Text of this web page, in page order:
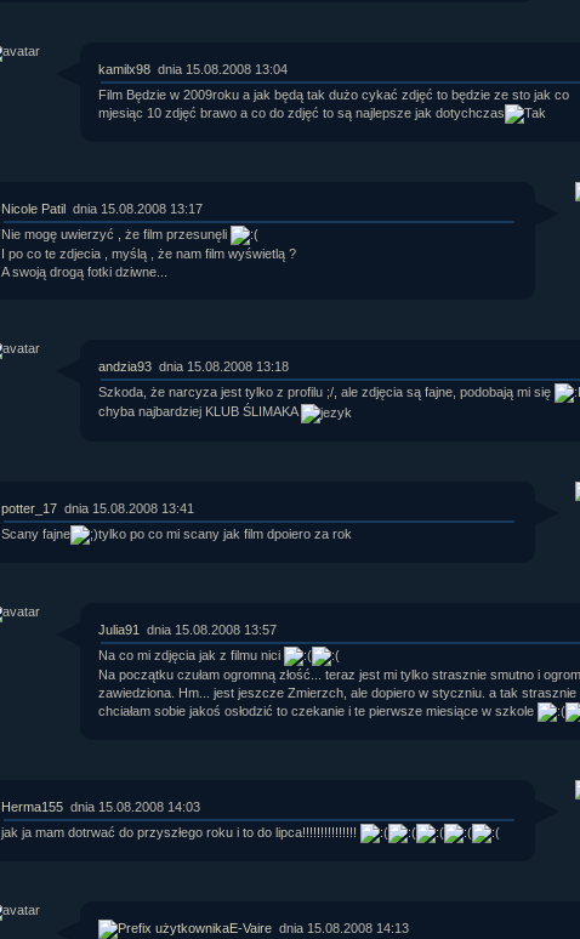
kamilx98 dnia 15.08.2008 13:04
Film Będzie w 2009roku a jak będą tak dużo cykać zdjęć to będzie ze sto jak co
mjesiąc 10 zdjęć brawo a co do zdjęć to są najlepsze jak dotychczas
Nicole Patil
dnia 15.08.2008 13:17
Nie mogę uwierzyć , że film przesunęli
I po co te zdjecia , myślą , że nam film wyświetlą ?
A swoją drogą fotki dziwne...
andzia93 dnia 15.08.2008 13:18
Szkoda, że narcyza jest tylko z profilu ;/, ale zdjęcia są fajne, podobają mi się
chyba najbardziej KLUB ŚLIMAKA
potter_17 dnia 15.08.2008 13:41
Scany fajne
tylko po co mi scany jak film dpoiero za rok
Julia91
dnia 15.08.2008 13:57
Na co mi zdjęcia jak z filmu nici
Na początku czułam ogromną złość... teraz jest mi tylko strasznie smutno i
zawiedziona. Hm... jest jeszcze Zmierzch, ale dopiero w styczniu. a tak strasznie
chciałam sobie jakoś osłodzić to czekanie i te pierwsze miesiące w szkole
Herma155 dnia 15.08.2008 14:03
jak ja mam dotrwać do przyszłego roku i to do lipca!!!!!!!!!!!!!!!
E-Vaire dnia 15.08.2008 14:13